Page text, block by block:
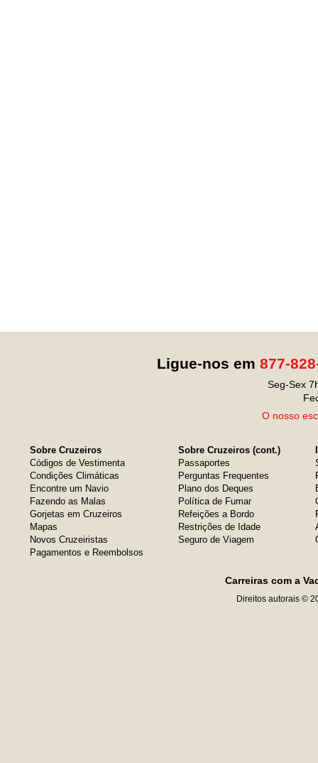
Ligue-nos em 877-
Seg-Sex
O nosso
Sobre Cruzeiros
Códigos de Vestimenta
Condições Climáticas
Encontre um Navio
Fazendo as Malas
Gorjetas em Cruzeiros
Mapas
Novos Cruzeiristas
Pagamentos e Reembolsos
Sobre Cruzeiros (cont.)
Passaportes
Perguntas Frequentes
Plano dos Deques
Política de Fumar
Refeições a Bordo
Restrições de Idade
Seguro de Viagem
Carreiras com a
Direitos autorais ©